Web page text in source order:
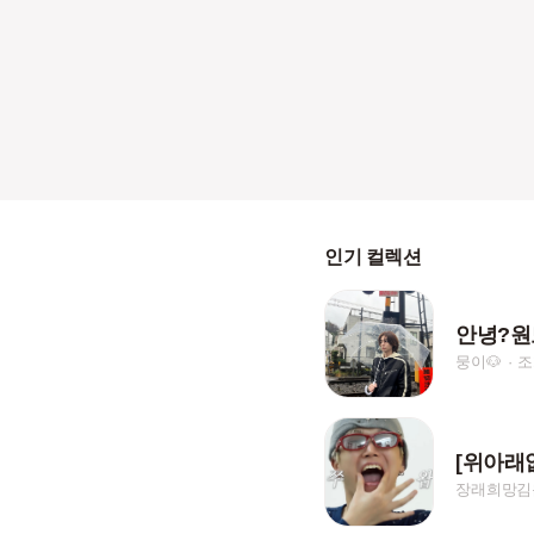
인기 컬렉션
안녕?
뭉이🐶
장래희망